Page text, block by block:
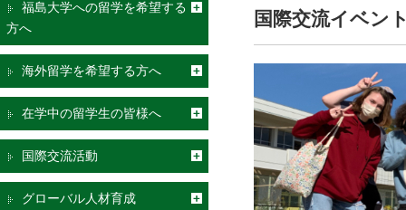
福島大学への留学を希望する
方へ
海外留学を希望する方へ
在学中の留学生の皆様へ
国際交流活動
グローバル人材育成
国際交流イベン